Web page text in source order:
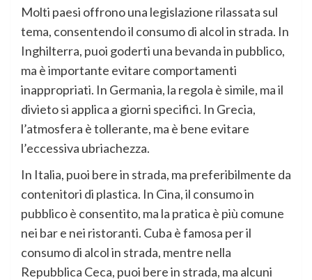
Molti paesi offrono una legislazione rilassata sul
tema, consentendo il consumo di alcol in strada. In
Inghilterra, puoi goderti una bevanda in pubblico,
ma è importante evitare comportamenti
inappropriati. In Germania, la regola è simile, ma il
divieto si applica a giorni specifici. In Grecia,
l’atmosfera è tollerante, ma è bene evitare
l’eccessiva ubriachezza.
In Italia, puoi bere in strada, ma preferibilmente da
contenitori di plastica. In Cina, il consumo in
pubblico è consentito, ma la pratica è più comune
nei bar e nei ristoranti. Cuba è famosa per il
consumo di alcol in strada, mentre nella
Repubblica Ceca, puoi bere in strada, ma alcuni